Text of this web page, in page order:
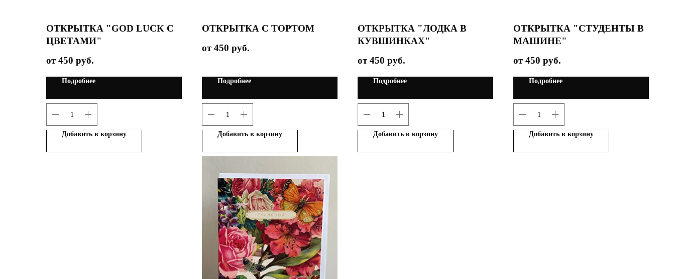
ОТКРЫТКА "GOD LUCK С
ЦВЕТАМИ"
450 руб.
Подробнее
Добавить в корзину
ОТКРЫТКА С ТОРТОМ
450 руб.
Подробнее
Добавить в корзину
ОТКРЫТКА "ЛОДКА В
КУВШИНКАХ"
450 руб.
Подробнее
Добавить в корзину
ОТКРЫТКА "СТУДЕНТЫ В
МАШИНЕ"
450 руб.
Подробнее
Добавить в корзину